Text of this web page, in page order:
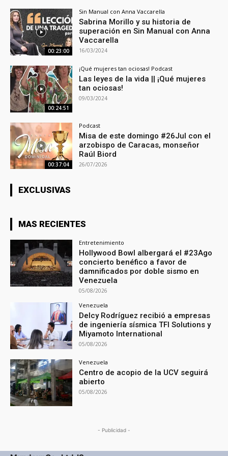
00:23:00
Sin Manual con Anna Vaccarella
Sabrina Morillo y su historia de
superación en Sin Manual con Anna
Vaccarella
16/03/2024
00:24:51
¡Qué mujeres tan ociosas! Podcast
Las leyes de la vida || ¡Qué mujeres
tan ociosas!
09/03/2024
00:37:04
Podcast
Misa de este domingo #26Jul con el
arzobispo de Caracas, monseñor
Raúl Biord
26/07/2026
EXCLUSIVAS
MAS RECIENTES
Entretenimiento
Hollywood Bowl albergará el #23Ago
concierto benéfico a favor de
damnificados por doble sismo en
Venezuela
05/08/2026
Venezuela
Delcy Rodríguez recibió a empresas
de ingeniería sísmica TFI Solutions y
Miyamoto International
05/08/2026
Venezuela
Centro de acopio de la UCV seguirá
abierto
05/08/2026
- Publicidad -